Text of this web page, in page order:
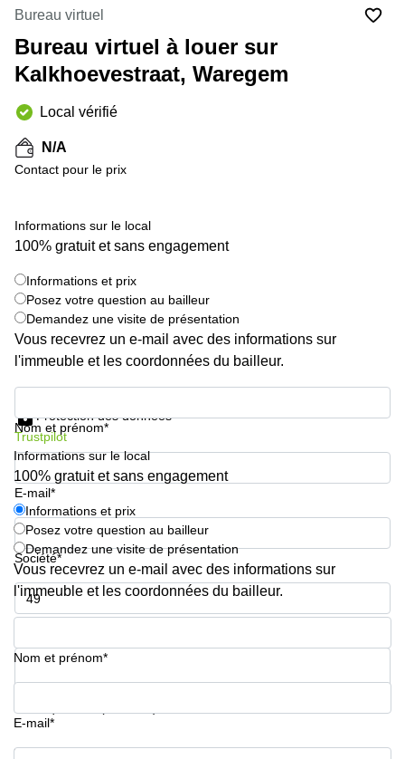
la
Neuve
Wavre
Centre
Anvers
Centre
Gand
Centre
d'affaires
Ville de
Coworking
Ixelles
Coworking
Coworking
Tournai
Salle de
conférence
Bureau virtuel
Bureau virtuel à louer sur
Kalkhoevestraat, Waregem
Local vérifié
N/A
Contact pour le prix
Informations sur le local
100% gratuit et sans engagement
Informations et prix
Posez votre question au bailleur
Demandez une visite de présentation
Vous recevrez un e-mail avec des informations sur
l'immeuble et les coordonnées du bailleur.
Nom et prénom*
E-mail*
Société*
Numéro de téléphone*
Protection des données
Trustpilot
Informations sur le local
100% gratuit et sans engagement
Informations et prix
Posez votre question au bailleur
Demandez une visite de présentation
Vous recevrez un e-mail avec des informations sur
l'immeuble et les coordonnées du bailleur.
Nom et prénom*
E-mail*
Informations et prix